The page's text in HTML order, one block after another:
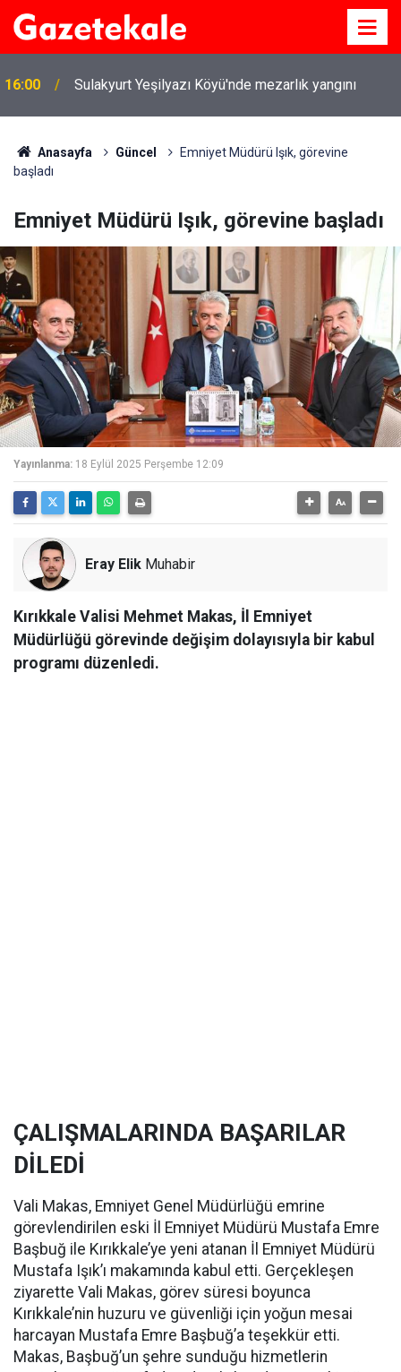
15:54 Kırıkkale'de çekiciye çarpan kamyon hurdaya döndü
Anasayfa Güncel
Emniyet Müdürü Işık, görevine
başladı
Emniyet Müdürü Işık, görevine başladı
Yayınlanma: 18 Eylül 2025 Perşembe 12:09
Eray Elik Muhabir
Kırıkkale Valisi Mehmet Makas, İl Emniyet
Müdürlüğü görevinde değişim dolayısıyla bir kabul
programı düzenledi.
ÇALIŞMALARINDA BAŞARILAR
DİLEDİ
Vali Makas, Emniyet Genel Müdürlüğü emrine
görevlendirilen eski İl Emniyet Müdürü Mustafa Emre
Başbuğ ile Kırıkkale’ye yeni atanan İl Emniyet Müdürü
Mustafa Işık’ı makamında kabul etti. Gerçekleşen
ziyarette Vali Makas, görev süresi boyunca
Kırıkkale’nin huzuru ve güvenliği için yoğun mesai
harcayan Mustafa Emre Başbuğ’a teşekkür etti.
Makas, Başbuğ’un şehre sunduğu hizmetlerin